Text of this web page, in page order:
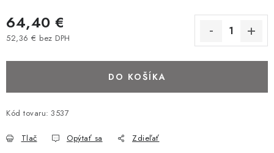
BAROVÉ STOLIČKY
VANKÚŠE
LAMELOVÉ ROŠTY DO POSTELE
64,40 €
52,36 € bez DPH
DO KOŠÍKA
Kód tovaru: 3537
Tlač Opýtať sa Zdieľať